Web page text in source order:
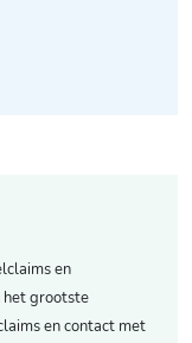
en
het grootste
en contact met